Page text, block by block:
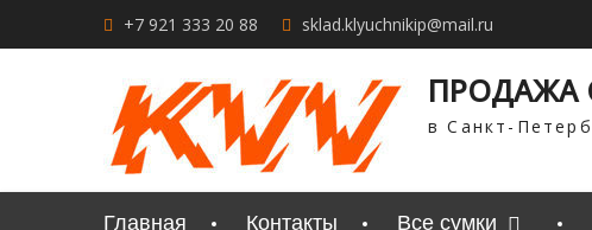
+7 921 333 20 88 sklad.klyuchnikip@mail.ru
ПРОДАЖА
в Санкт-
Главная Контакты Все сумки